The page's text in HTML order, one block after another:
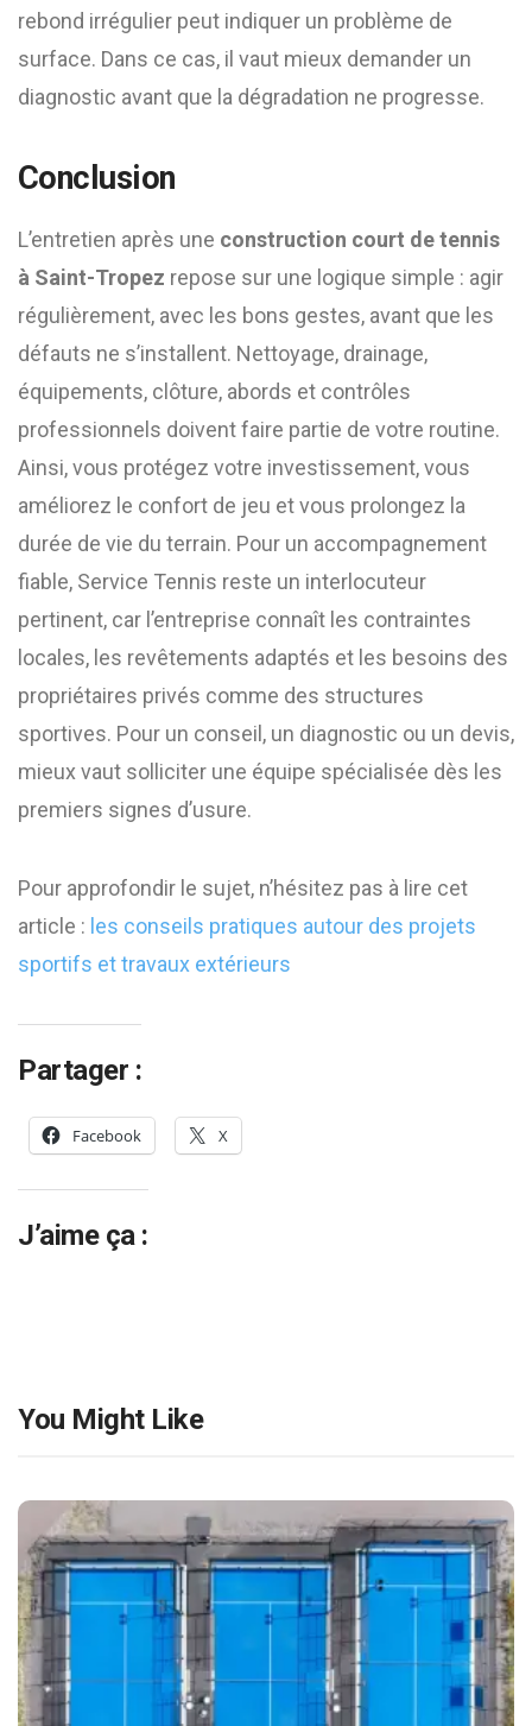
rebond irrégulier peut indiquer un problème de
surface. Dans ce cas, il vaut mieux demander un
diagnostic avant que la dégradation ne progresse.
Conclusion
L’entretien après une construction court de tennis
à Saint-Tropez repose sur une logique simple : agir
régulièrement, avec les bons gestes, avant que les
défauts ne s’installent. Nettoyage, drainage,
équipements, clôture, abords et contrôles
professionnels doivent faire partie de votre routine.
Ainsi, vous protégez votre investissement, vous
améliorez le confort de jeu et vous prolongez la
durée de vie du terrain. Pour un accompagnement
fiable, Service Tennis reste un interlocuteur
pertinent, car l’entreprise connaît les contraintes
locales, les revêtements adaptés et les besoins des
propriétaires privés comme des structures
sportives. Pour un conseil, un diagnostic ou un devis,
mieux vaut solliciter une équipe spécialisée dès les
premiers signes d’usure.
Pour approfondir le sujet, n’hésitez pas à lire cet
article : les conseils pratiques autour des projets
sportifs et travaux extérieurs
Partager :
Facebook X
J’aime ça :
You Might Like